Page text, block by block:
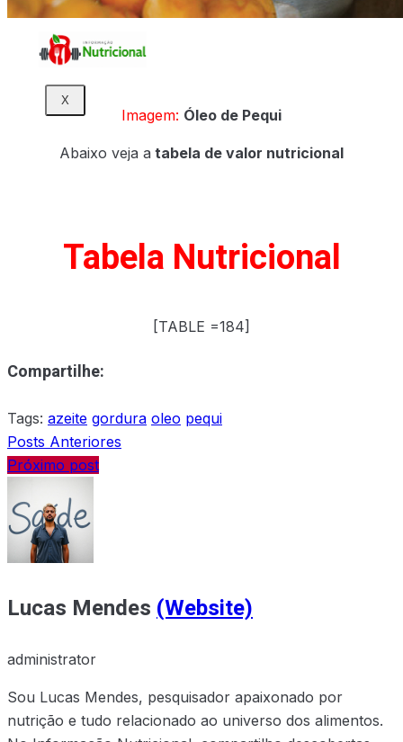
X
Imagem: Óleo de Pequi
Abaixo veja a tabela de valor nutricional
Tabela Nutricional
[TABLE =184]
Compartilhe:
Tags: azeite gordura oleo pequi
Posts Anteriores
Próximo post
Lucas Mendes (Website)
administrator
Sou Lucas Mendes, pesquisador apaixonado por
nutrição e tudo relacionado ao universo dos alimentos.